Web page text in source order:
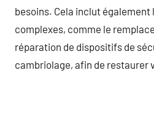
besoins. Cela inclut également
complexes, comme le
réparation de dispositifs de
cambriolage, afin de restaurer